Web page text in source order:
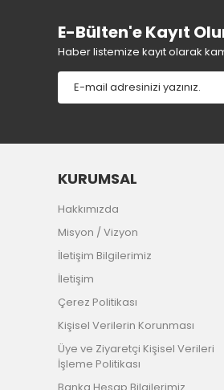
E-Bülten'e Kayıt
Haber listemize kayıt olarak
KURUMSAL
Hakkımızda
Misyon / Vizyon
İletişim Bilgilerimiz
İletişim
Çerez Politikası
Kişisel Verilerin Korunması
Üye ve Ziyaretçi Kişisel Verileri
İşleme Politikası
Banka Hesap Bilgilerimiz